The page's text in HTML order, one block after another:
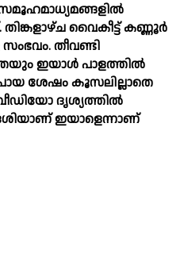
സമൂഹമാധ്യമങ്ങളില്‍
വൈകീട്ട് കണ്ണൂർ
തീവണ്ടി
ഇയാള്‍ പാളത്തില്‍
ശേഷം കൂസലില്ലാതെ
ദൃശ്യത്തില്‍
ഇയാളെന്നാണ്